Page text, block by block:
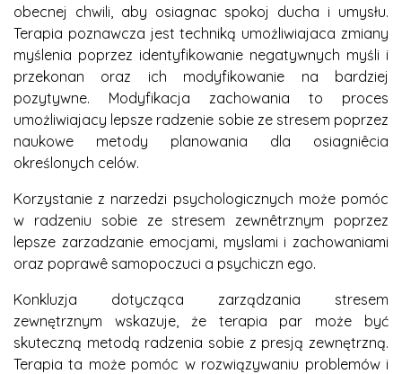
obecnej chwili, aby osiagnac spokoj ducha i umysłu.
Terapia poznawcza jest techniką umożliwiajaca zmiany
myślenia poprzez identyfikowanie negatywnych myśli i
przekonan oraz ich modyfikowanie na bardziej
pozytywne. Modyfikacja zachowania to proces
umożliwiajacy lepsze radzenie sobie ze stresem poprzez
naukowe metody planowania dla osiagniêcia
określonych celów.
Korzystanie z narzedzi psychologicznych może pomóc
w radzeniu sobie ze stresem zewnêtrznym poprzez
lepsze zarzadzanie emocjami, myslami i zachowaniami
oraz poprawê samopoczuci a psychiczn ego.
Konkluzja dotycząca zarządzania stresem
zewnętrznym wskazuje, że terapia par może być
skuteczną metodą radzenia sobie z presją zewnętrzną.
Terapia ta może pomóc w rozwiązywaniu problemów i